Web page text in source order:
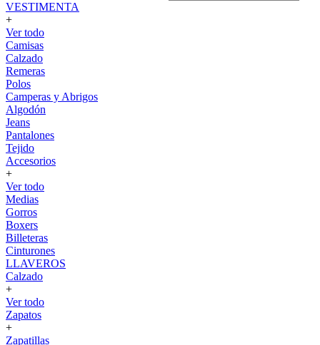
VESTIMENTA
+
Ver todo
Camisas
Calzado
Remeras
Polos
Camperas y Abrigos
Algodón
Jeans
Pantalones
Tejido
Accesorios
+
Ver todo
Medias
Gorros
Boxers
Billeteras
Cinturones
LLAVEROS
Calzado
+
Ver todo
Zapatos
+
Zapatillas